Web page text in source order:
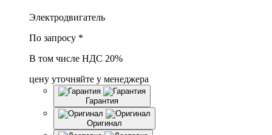
Электродвигатель
По запросу *
В том числе НДС 20%
цену уточняйте у менеджера
Гарантия
Оригинал